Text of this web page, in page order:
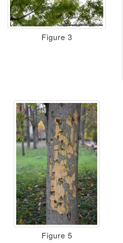
Figure 3
Figure 5